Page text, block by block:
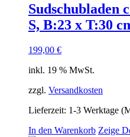
Sudschubladen
S, B:23 x T:30
199,00 €
inkl. 19 % MwSt.
zzgl. Versandkosten
Lieferzeit: 1-3 Werktage
In den Warenkorb Zeige